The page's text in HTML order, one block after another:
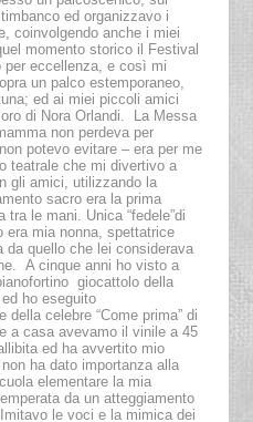
ed organizzavo i
coinvolgendo anche i miei
momento storico il Festival
per eccellenza, e così mi
un palco estemporaneo,
ed ai miei piccoli amici
di Nora Orlandi. La Messa
non perdeva per
potevo evitare – era per me
teatrale che mi divertivo a
gli amici, utilizzando la
sacro era la prima
le mani. Unica “fedele”di
era mia nonna, spettatrice
da quello che lei considerava
A cinque anni ho visto a
giocattolo della
ho eseguito
della celebre “Come prima” di
a casa avevamo il vinile a 45
ed ha avvertito mio
ha dato importanza alla
elementare la mia
da un atteggiamento
le voci e la mimica dei